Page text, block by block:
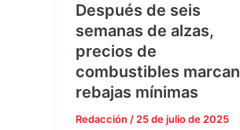
Después de seis
semanas de alzas,
precios de
combustibles marcan
rebajas mínimas
Redacción /25 de julio de 2025